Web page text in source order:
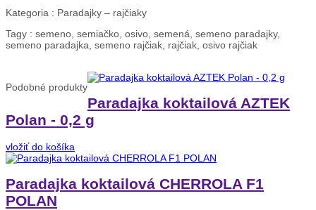
Kategoria : Paradajky – rajčiaky
Tagy : semeno, semiačko, osivo, semená, semeno paradajky,
semeno paradajka, semeno rajčiak, rajčiak, osivo rajčiak
Podobné produkty
Paradajka koktailová AZTEK
Polan - 0,2 g
vložiť do košíka
Paradajka koktailová CHERROLA F1
POLAN